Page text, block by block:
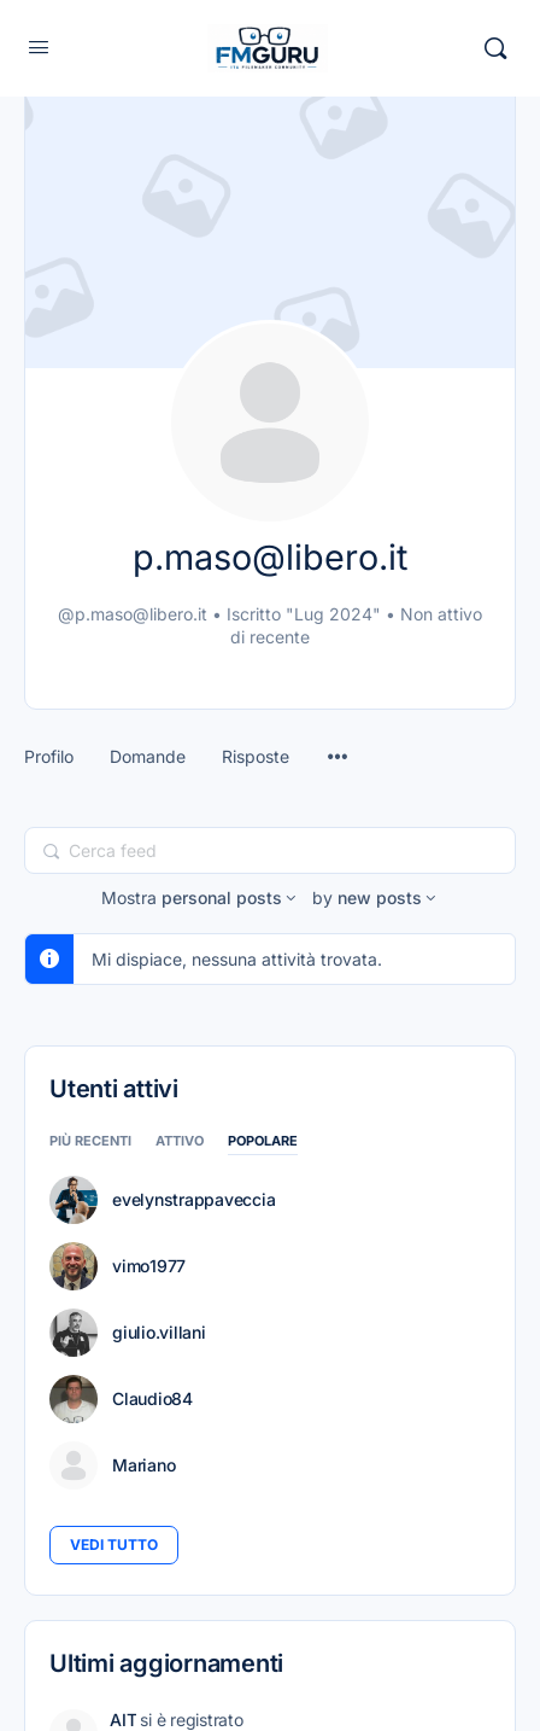
p.maso@libero.it
@p.maso@libero.it • Iscritto "Lug 2024" • Non attivo
di recente
Profilo Domande Risposte
Cerca
feed
Mostra personal posts by new posts
Mi dispiace, nessuna attività trovata.
Utenti attivi
PIÙ RECENTI ATTIVO POPOLARE
evelynstrappaveccia
vimo1977
giulio.villani
Claudio84
Mariano
VEDI TUTTO
Ultimi aggiornamenti
AIT si è registrato